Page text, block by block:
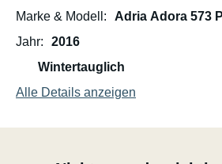
Marke & Modell
Adria Adora 573
Jahr
2016
Wintertauglich
Alle Details anzeigen